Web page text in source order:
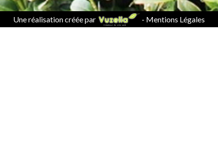
Une réalisation créée par - Mentions Légales